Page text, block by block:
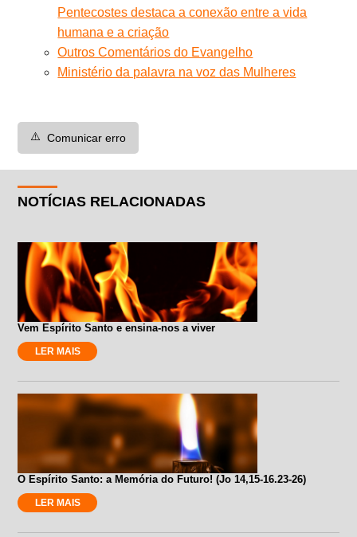
Pentecostes destaca a conexão entre a vida
humana e a criação
Outros Comentários do Evangelho
Ministério da palavra na voz das Mulheres
⚠️ Comunicar erro
NOTÍCIAS RELACIONADAS
Vem Espírito Santo e ensina-nos a viver
LER MAIS
O Espírito Santo: a Memória do Futuro! (Jo 14,15-16.23-26)
LER MAIS